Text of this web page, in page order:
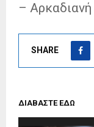
– Αρκαδιανή
SHARE
ΔΙΑΒΑΣΤΕ ΕΔΩ